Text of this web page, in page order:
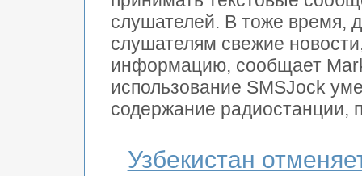
слушателей. В тоже время,
слушателям свежие
информацию, сообщает
использование SMSJock
содержание радиостанции,
Узбекистан